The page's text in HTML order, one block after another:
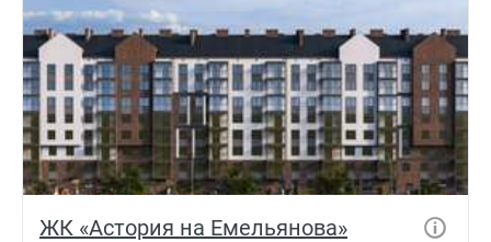
ЖК «Астория на Емельянова»